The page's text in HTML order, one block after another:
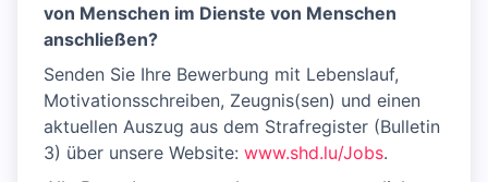
von Menschen im Dienste von Menschen
anschließen?
Senden Sie Ihre Bewerbung mit Lebenslauf,
Motivationsschreiben, Zeugnis(sen) und einen
aktuellen Auszug aus dem Strafregister (Bulletin
3) über unsere Website: www.shd.lu/Jobs.